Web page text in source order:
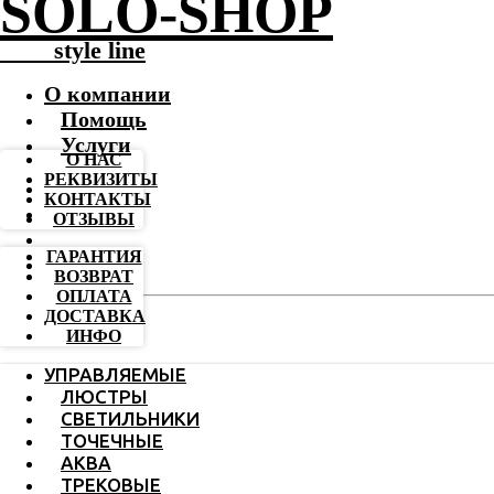
SOLO-SHOP
-------style line
О компании
Помощь
Услуги
О НАС
РЕКВИЗИТЫ
КОНТАКТЫ
ОТЗЫВЫ
ГАРАНТИЯ
ВОЗВРАТ
ОПЛАТА
ДОСТАВКА
ИНФО
УПРАВЛЯЕМЫЕ
ЛЮСТРЫ
СВЕТИЛЬНИКИ
ТОЧЕЧНЫЕ
АКВА
ТРЕКОВЫЕ